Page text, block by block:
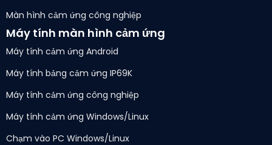
Màn hình cảm ứng công nghiệp
Máy tính màn hình cảm ứng
Máy tính cảm ứng Android
Máy tính bảng cảm ứng IP69K
Máy tính cảm ứng công nghiệp
Máy tính cảm ứng Windows/Linux
Chạm vào PC Windows/Linux